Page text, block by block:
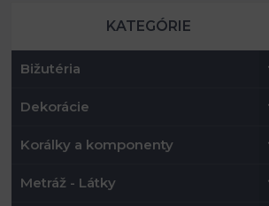
KATEGÓRIE
Bižutéria
Dekorácie
Korálky a komponenty
Metráž - Látky